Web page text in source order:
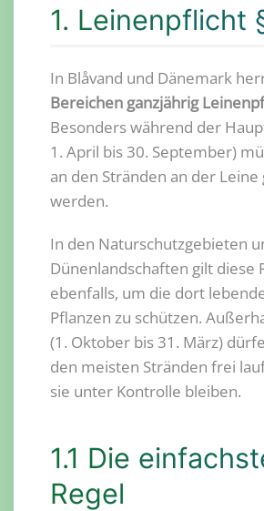
1. Leinenpflicht
In Blåvand und Dänemark
Bereichen ganzjährig
Besonders während der
1. April bis 30. September)
an den Stränden an der
werden.
In den Naturschutzgebieten
Dünenlandschaften gilt diese
ebenfalls, um die dort
Pflanzen zu schützen.
(1. Oktober bis 31. März)
den meisten Stränden frei
sie unter Kontrolle bleiben.
1.1 Die
Regel